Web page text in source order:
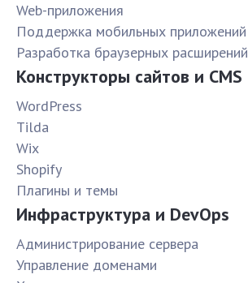
Web-приложения
Поддержка мобильных приложений
Разработка браузерных расширений
Конструкторы сайтов и CMS
WordPress
Tilda
Wix
Shopify
Плагины и темы
Инфраструктура и DevOps
Администрирование сервера
Управление доменами